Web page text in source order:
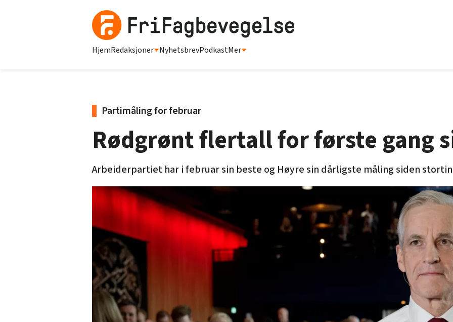
HjemRedaksjoner NyhetsbrevPodkastMer
Partimåling for februar
Rødgrønt flertall for første gang
Arbeiderpartiet har i februar sin beste og Høyre sin dårligste måling siden